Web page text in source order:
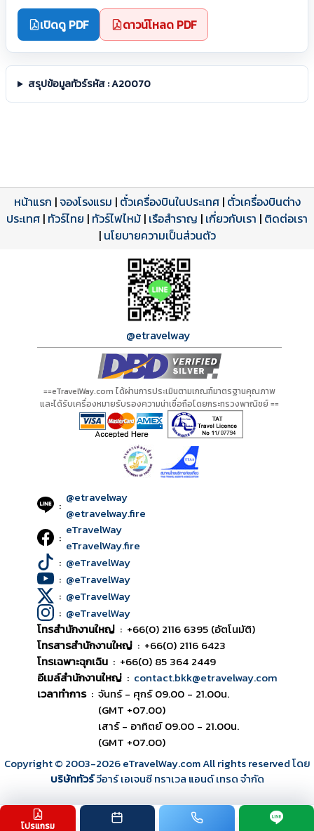
เปิดดู PDF ดาวน์โหลด PDF
สรุปข้อมูลทัวร์รหัส : A20070
โปรแกรม
โปรแกรมทัวร์
ดาวน์โหลด PDF
รีวิวลูกค้าจริง
รีวิวจาก eTravelWay
เปิดหน้าเต็ม
ใบอนุญาตนำเที่ยว
เลขที่ 11/11450
เปิดหน้าเต็ม
หน้าแรก |จองโรงแรม | ตั๋วเครื่องบินในประเทศ| ตั๋วเครื่องบินต่าง
ประเทศ | ทัวร์ไทย | ทัวร์ไฟไหม้ | เรือสำราญ | เกี่ยวกับเรา | ติดต่อเรา
| นโยบายความเป็นส่วนตัว
@etravelway
==eTravelWay.com ได้ผ่านการประเมินตามเกณฑ์มาตรฐานคุณภาพ
และได้รับเครื่องหมายรับรองความน่าเชื่อถือโดยกระทรวงพาณิชย์ ==
: @etravelway
@etravelway.fire
: eTravelWay
eTravelWay.fire
: @eTravelWay
: @eTravelWay
: @eTravelWay
: @eTravelWay
โทรสำนักงานใหญ่ : +66(0) 2116 6395 (อัตโนมัติ)
โทรสารสำนักงานใหญ่ : +66(0) 2116 6423
โทรเฉพาะฉุกเฉิน : +66(0) 85 364 2449
อีเมล์สำนักงานใหญ่ : contact.bkk@etravelway.com
เวลาทำการ : จันทร์ - ศุกร์ 09.00 - 21.00น.
(GMT +07.00)
เสาร์ - อาทิตย์ 09.00 - 21.00น.
(GMT +07.00)
Copyright © 2003-2026eTravelWay.com All rights reserved โดย
บริษัททัวร์วีอาร์ เอเจนซี ทราเวล แอนด์ เทรด จำกัด